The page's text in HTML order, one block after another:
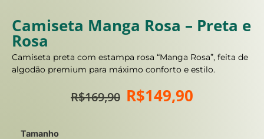
Camiseta Manga Rosa – Preta e
Rosa
Camiseta preta com estampa rosa “Manga Rosa”, feita de
algodão premium para máximo conforto e estilo.
R$169,90 R$149,90
Tamanho